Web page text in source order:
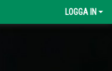
LOGGA IN